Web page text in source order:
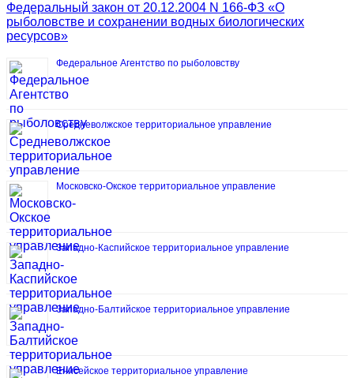
Федеральный закон от 20.12.2004 N 166-ФЗ «О
рыболовстве и сохранении водных биологических
ресурсов»
Федеральное Агентство по рыболовству
Средневолжское территориальное управление
Московско-Окское территориальное управление
Западно-Каспийское территориальное управление
Западно-Балтийское территориальное управление
Енисейское территориальное управление